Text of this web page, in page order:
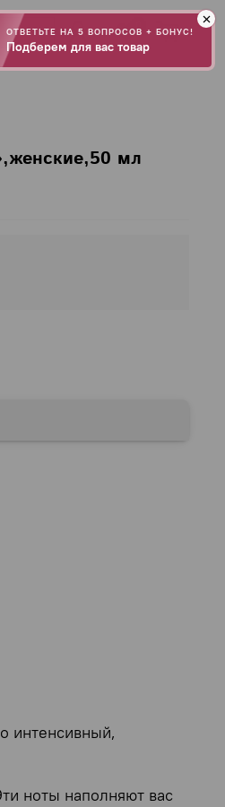
мл
интенсивный,
ноты наполняют вас
ОТВЕТЬТЕ НА 5 ВОПРОСОВ + БОНУС!
Подберем для вас товар